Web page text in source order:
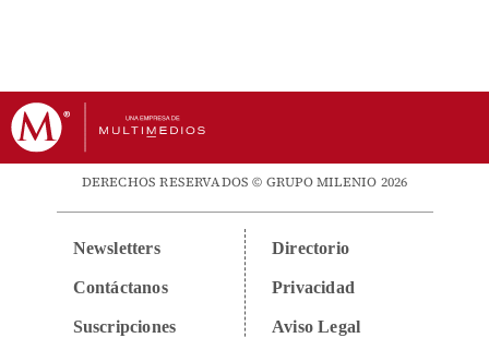
DERECHOS RESERVADOS © GRUPO MILENIO 2026
Newsletters
Contáctanos
Suscripciones
Directorio
Privacidad
Aviso Legal